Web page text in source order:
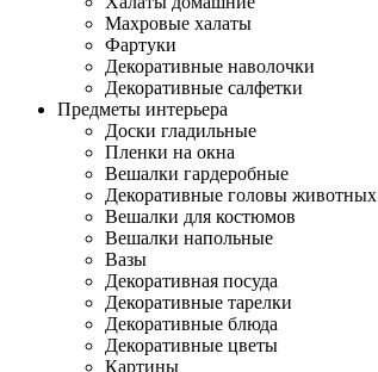
Махровые халаты
Фартуки
Декоративные наволочки
Декоративные салфетки
Предметы интерьера
Доски гладильные
Пленки на окна
Вешалки гардеробные
Декоративные головы животных
Вешалки для костюмов
Вешалки напольные
Вазы
Декоративная посуда
Декоративные тарелки
Декоративные блюда
Декоративные цветы
Картины